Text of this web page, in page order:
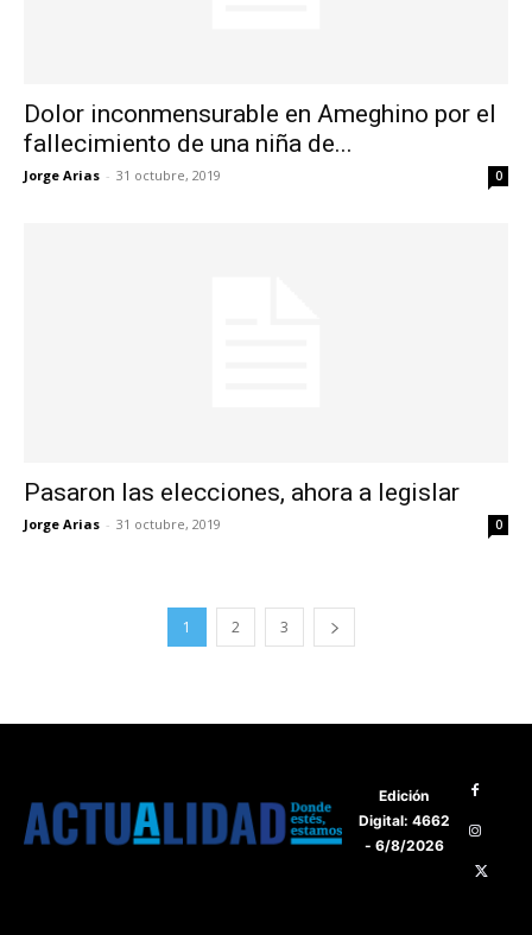
Dolor inconmensurable en Ameghino por el
fallecimiento de una niña de...
Jorge Arias - 31 octubre, 2019 0
Pasaron las elecciones, ahora a legislar
Jorge Arias - 31 octubre, 2019 0
1 2 3
Edición
Digital: 4662
- 6/8/2026